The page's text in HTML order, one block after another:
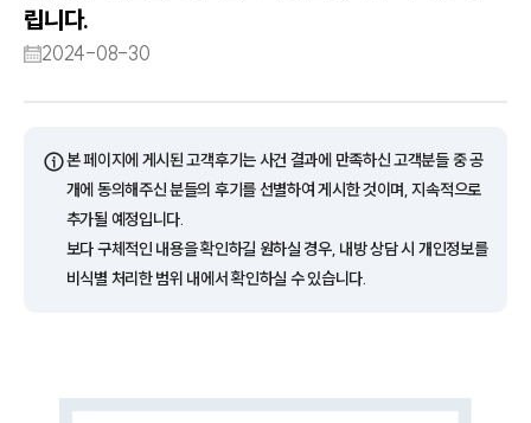
립니다.
2024-08-30
ⓘ본 페이지에 게시된 고객후기는 사건 결과에 만족하신 고객분들 중 공
개에 동의해주신 분들의 후기를 선별하여 게시한 것이며, 지속적으로
추가될 예정입니다.
보다 구체적인 내용을 확인하길 원하실 경우, 내방 상담 시 개인정보를
비식별 처리한 범위 내에서 확인하실 수 있습니다.